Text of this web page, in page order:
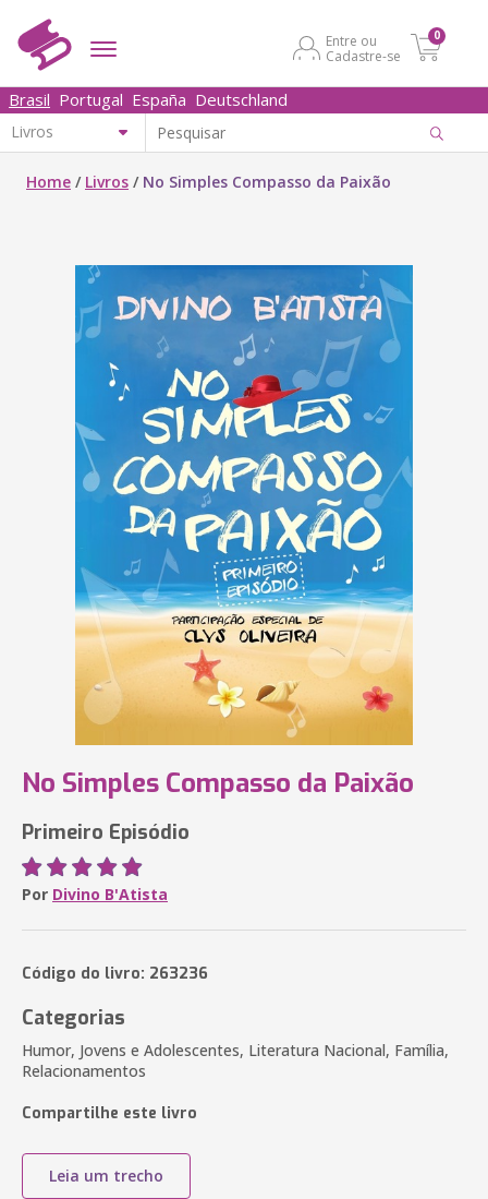
Entre ou
Cadastre-se
0
Brasil Portugal España Deutschland
Home / Livros / No Simples Compasso da Paixão
No Simples Compasso da Paixão
Primeiro Episódio
Por Divino B'Atista
Código do livro: 263236
Categorias
Humor, Jovens e Adolescentes, Literatura Nacional, Família,
Relacionamentos
Compartilhe este livro
Leia um trecho